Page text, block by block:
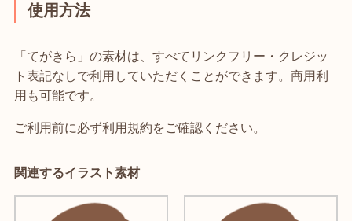
使用方法
「てがきら」の素材は、すべてリンクフリー・クレジッ
ト表記なしで利用していただくことができます。商用利
用も可能です。
ご利用前に必ず利用規約をご確認ください。
関連するイラスト素材